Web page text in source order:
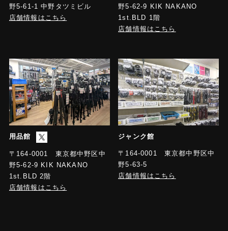
野5-61-1 中野タツミビル
店舗情報はこちら
野5-62-9 KIK NAKANO
1st.BLD 1階
店舗情報はこちら
用品館
〒164-0001 東京都中野区中
野5-62-9 KIK NAKANO
1st.BLD 2階
店舗情報はこちら
ジャンク館
〒164-0001 東京都中野区中
野5-63-5
店舗情報はこちら